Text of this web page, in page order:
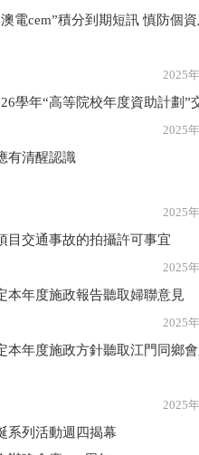
電cem”積分到期短訊 慎防個
2月26
學年“高等院校年度資助計劃”
2月26
有清醒認識
2月26
目交通事故的拍攝許可事宜
2月26
本年度施政報告聽取婦聯意見
2月26
本年度施政方針聽取江門同鄉
2月26
系列活動週四揭幕